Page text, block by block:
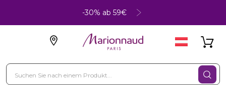
-30% ab 59€